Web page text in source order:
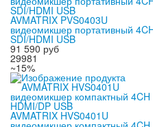
AVMATRIX PVS0403U
видеомикшер портативный
SDI/HDMI USB
91 590 руб
29981
~15%
AVMATRIX HVS0401U